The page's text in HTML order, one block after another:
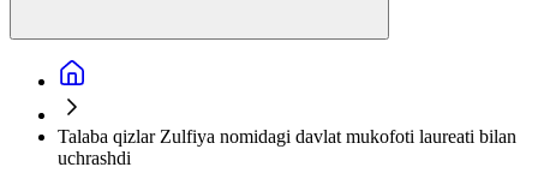
Talaba qizlar Zulfiya nomidagi davlat mukofoti laureati bilan
uchrashdi